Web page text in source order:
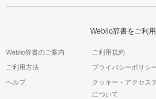
Weblio辞書をご利
Weblio辞書のご案内 ご利用規約
ご利用方法 プライバシーポリシ
ヘルプ
クッキー・アクセス
について